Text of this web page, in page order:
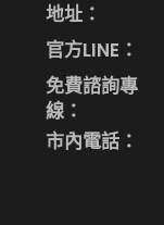
地址：
官方LINE：
免費諮詢專
線：
市內電話：